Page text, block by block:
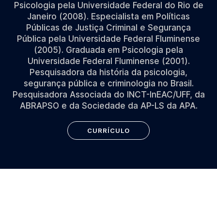
Psicologia pela Universidade Federal do Rio de
Janeiro (2008). Especialista em Políticas
Públicas de Justiça Criminal e Segurança
Pública pela Universidade Federal Fluminense
(2005). Graduada em Psicologia pela
Universidade Federal Fluminense (2001).
Pesquisadora da história da psicologia,
segurança pública e criminologia no Brasil.
Pesquisadora Associada do INCT-InEAC/UFF, da
ABRAPSO e da Sociedade da AP-LS da APA.
CURRÍCULO